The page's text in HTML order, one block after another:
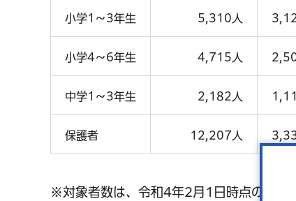
小学1～3年生 5,310人
小学4～6年生 4,715人
中学1～3年生 2,182人
保護者 12,207人
※対象者数は、令和4年2月1日時点のもので